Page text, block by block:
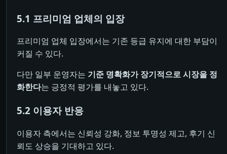
5.1 프리미엄 업체의 입장
프리미엄 업체 입장에서는 기존 등급 유지에 대한 부담이
커질 수 있다.
다만 일부 운영자는 기준 명확화가 장기적으로 시장을 정
화한다는 긍정적 평가를 내놓고 있다.
5.2 이용자 반응
이용자 측에서는 신뢰성 강화, 정보 투명성 제고, 후기 신
뢰도 상승을 기대하고 있다.